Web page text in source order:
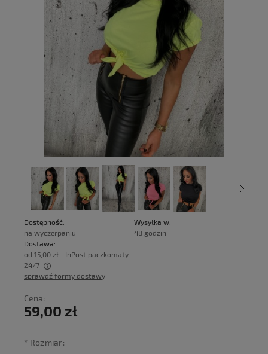
Dostępność:
na wyczerpaniu
Wysyłka w:
48 godzin
Dostawa:
od 15,00 zł - InPost paczkomaty
24/7
Cena nie zawiera ewentualnych kosztów płatności
sprawdź formy dostawy
Cena:
59,00 zł
* Rozmiar: